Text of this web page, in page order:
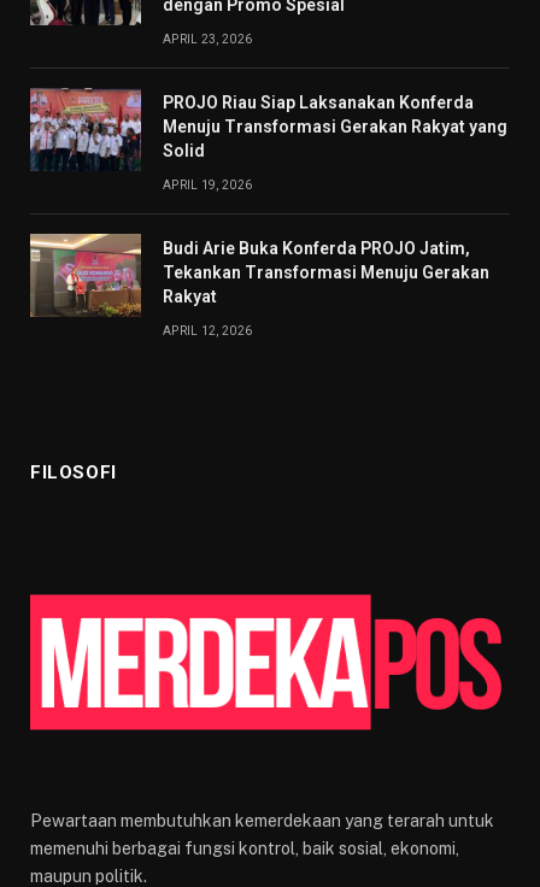
dengan Promo Spesial
APRIL 23, 2026
PROJO Riau Siap Laksanakan Konferda
Menuju Transformasi Gerakan Rakyat yang
Solid
APRIL 19, 2026
Budi Arie Buka Konferda PROJO Jatim,
Tekankan Transformasi Menuju Gerakan
Rakyat
APRIL 12, 2026
FILOSOFI
Pewartaan membutuhkan kemerdekaan yang terarah untuk
memenuhi berbagai fungsi kontrol, baik sosial, ekonomi,
maupun politik.